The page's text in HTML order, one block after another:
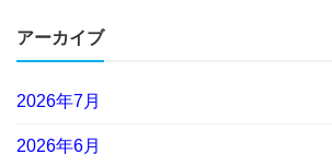
アーカイブ
2026年7月
2026年6月